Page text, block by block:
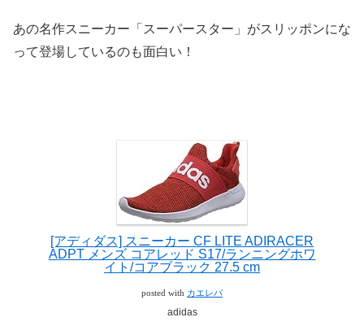
あの名作スニーカー「スーパースター」がスリッポンにな
って登場しているのも面白い！
[アディダス] スニーカー CF LITE ADIRACER
ADPT メンズ コアレッド S17/ランニングホワ
イト/コアブラック 27.5 cm
posted with カエレバ
adidas